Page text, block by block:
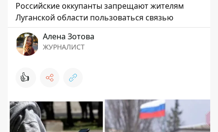
Российские оккупанты запрещают жителям
Луганской области пользоваться связью
Алена Зотова
ЖУРНАЛИСТ
👍